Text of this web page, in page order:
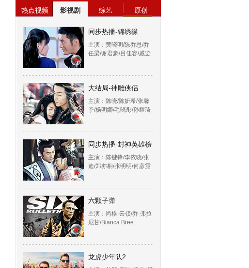
热点视频 影视剧 综艺 原创
同步热播-锦绣缘
主演：黄晓明/陈乔恩/乔
任梁/谢君豪/吕佳容/戚迹
大结局-神雕侠侣
主演：陈晓/陈妍希/张馨
予/杨明娜/毛晓彤/孙耀琦
同步热播-封神英雄榜
主演：陈键锋/李依晓/张
迪/郑亦桐/张明明/何彦霓
六颗子弹
主演：尚格·云顿/乔·弗拉
尼甘/Bianca Bree
龙虎少年队2